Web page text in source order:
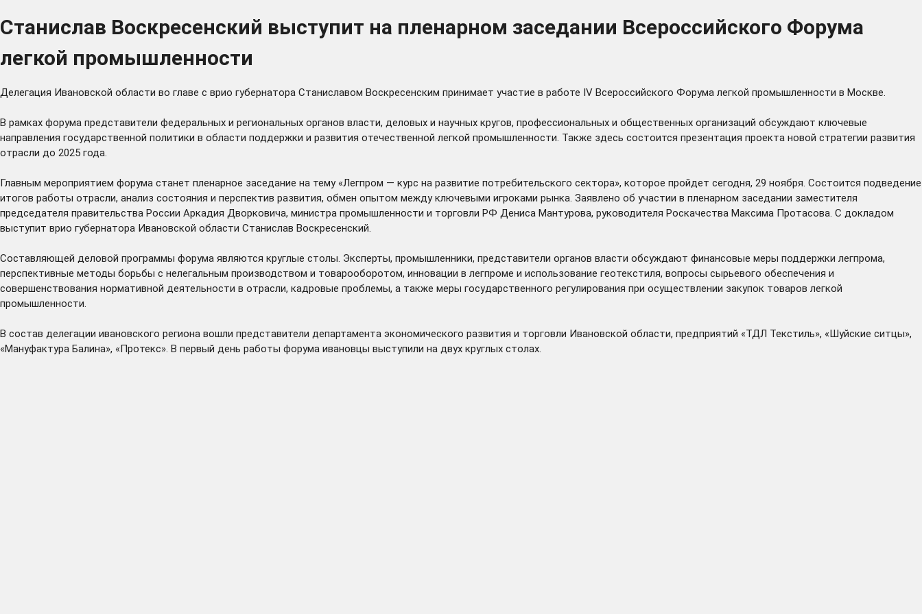
Станислав Воскресенский выступит на пленарном заседании Всероссийского Форума
легкой промышленности
Делегация Ивановской области во главе с врио губернатора Станиславом Воскресенским принимает участие в работе IV Всероссийского Форума легкой промышленности в Москве.
В рамках форума представители федеральных и региональных органов власти, деловых и научных кругов, профессиональных и общественных организаций обсуждают ключевые
направления государственной политики в области поддержки и развития отечественной легкой промышленности. Также здесь состоится презентация проекта новой стратегии развития
отрасли до 2025 года.
Главным мероприятием форума станет пленарное заседание на тему «Легпром — курс на развитие потребительского сектора», которое пройдет сегодня, 29 ноября. Состоится подведение
итогов работы отрасли, анализ состояния и перспектив развития, обмен опытом между ключевыми игроками рынка. Заявлено об участии в пленарном заседании заместителя
председателя правительства России Аркадия Дворковича, министра промышленности и торговли РФ Дениса Мантурова, руководителя Роскачества Максима Протасова. С докладом
выступит врио губернатора Ивановской области Станислав Воскресенский.
Составляющей деловой программы форума являются круглые столы. Эксперты, промышленники, представители органов власти обсуждают финансовые меры поддержки легпрома,
перспективные методы борьбы с нелегальным производством и товарооборотом, инновации в легпроме и использование геотекстиля, вопросы сырьевого обеспечения и
совершенствования нормативной деятельности в отрасли, кадровые проблемы, а также меры государственного регулирования при осуществлении закупок товаров легкой
промышленности.
В состав делегации ивановского региона вошли представители департамента экономического развития и торговли Ивановской области, предприятий «ТДЛ Текстиль», «Шуйские ситцы»,
«Мануфактура Балина», «Протекс». В первый день работы форума ивановцы выступили на двух круглых столах.